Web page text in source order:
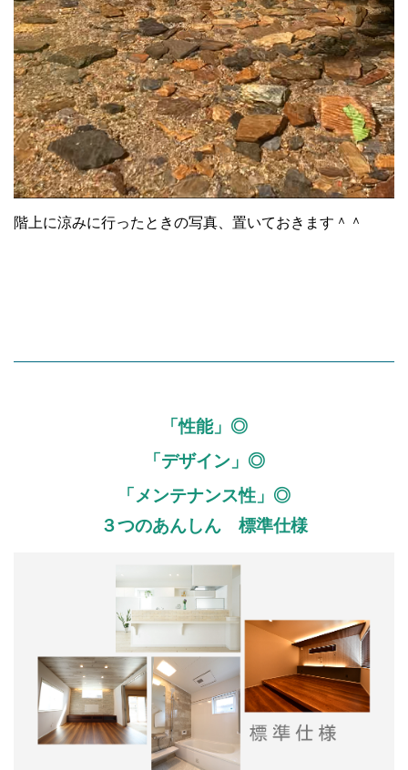
階上に涼みに行ったときの写真、置いておきます＾＾
「性能」◎
「デザイン」◎
「メンテナンス性」◎
３つのあんしん 標準仕様